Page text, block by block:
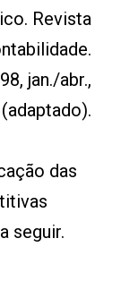
Revista
jan./abr.,
das
seguir.